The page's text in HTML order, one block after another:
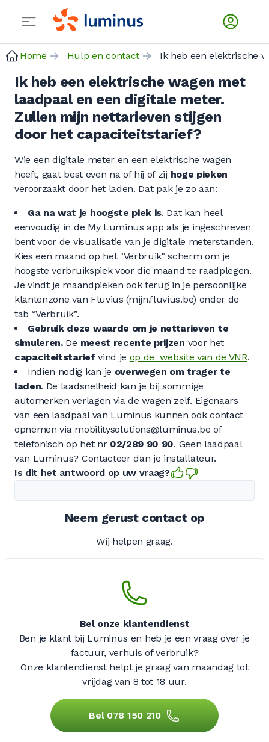
Home Hulp en contact
Ik heb een elektrische wagen met
laadpaal en een digitale meter.
Zullen mijn nettarieven stijgen
door het capaciteitstarief?
Wie een digitale meter en een elektrische wagen
heeft, gaat best even na of hij of zij hoge pieken
veroorzaakt door het laden. Dat pak je zo aan:
Ga na wat je hoogste piek is. Dat kan heel
eenvoudig in de My Luminus app als je ingeschreven
bent voor de visualisatie van je digitale meterstanden.
Kies een maand op het "Verbruik" scherm om je
hoogste verbruikspiek voor die maand te raadplegen.
Je vindt je maandpieken ook terug in je persoonlijke
klantenzone van Fluvius (mijn.fluvius.be) onder de
tab “Verbruik”.
Gebruik deze waarde om je nettarieven te
simuleren. De meest recente prijzen voor het
capaciteitstariefvind je op de website van de VNR.
Indien nodig kan je overwegen om trager te
laden. De laadsnelheid kan je bij sommige
automerken verlagen via de wagen zelf. Eigenaars
van een laadpaal van Luminus kunnen ook contact
opnemen via mobilitysolutions@luminus.be of
telefonisch op het nr 02/289 90 90. Geen laadpaal
van Luminus? Contacteer dan je installateur.
Is dit het antwoord op uw vraag?
Neem gerust contact op
Wij helpen graag.
Bel onze klantendienst
Ben je klant bij Luminus en heb je een vraag over je
factuur, verhuis of verbruik?
Onze klantendienst helpt je graag van maandag tot
vrijdag van 8 tot 18 uur.
Bel 078 150 210